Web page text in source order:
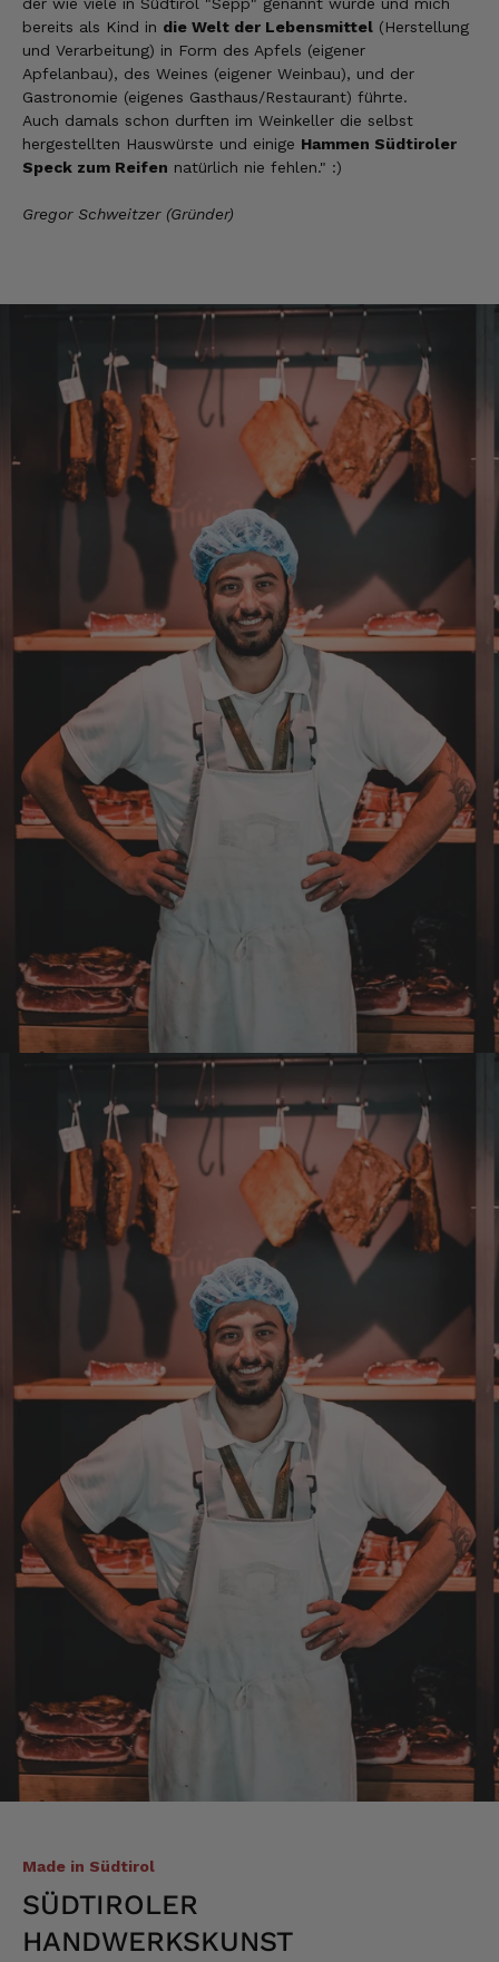
bereits als Kind in die Welt der Lebensmittel (Herstellung
und Verarbeitung) in Form des Apfels (eigener
Apfelanbau), des Weines (eigener Weinbau), und der
Gastronomie (eigenes Gasthaus/Restaurant) führte.
Auch damals schon durften im Weinkeller die selbst
hergestellten Hauswürste und einige Hammen Südtiroler
Speck zum Reifen natürlich nie fehlen." :)
Gregor Schweitzer (Gründer)
Made in Südtirol
SÜDTIROLER
HANDWERKSKUNST
Heinrich
der Schinken war fest und kernig
ausgewogener Geschmack- ich habe schon
wieder nachbestellt.
5.8.2026
probiert und auch wieder bestellt.
Norbert
Verifizierter Kunde
Qualität hervorragend, leider ist der Versand
nach Deutschland mit GLS unterirdisch. Bitte
auf DHL umstellen, auch wenn die
Versandkosten dadurch höher sein sollten.
Manfred
Verifizierter Kunde
Eine super Qualität, klasse im Geschmack,
werde wieder bestellen....bin sehr zufrieden
4.8.2026
Sven
Verifizierter Kunde
Die Qualität ist super und der Geschmack ist
wie in den Dolomieten.
4.8.2026
Hans Joerg
Über die Produkte brauchen wir nicht zu
diskutieren, soweit schon probiert alles
Spitze. Der einzige Wermutstropfen ist die
Zustellung durch GLS. Dieses
unzuverlässigste das es gibt. Die liefern
Pakete die an Privatadressen gesandt
werden meistens zu Abholstationen. Es hat
mir Mühe gekostet das Paket wenigstens an
die Haustüre abgestellt zu bekommen. Bei
eventueller Wiederbestellung werde ich Sie
ersuchen , die Post in Anspruch zu nehmen.
Da wäre ich auch bereit die Transportkosten
zu tragen. Mit freundlichen Grüßen Jörg
Markus
Verifizierter Kunde
Hervorragende Qualität mit Geschmack
Alle Bewertungen Lesen